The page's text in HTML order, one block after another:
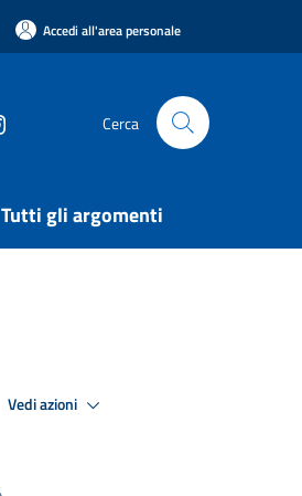
Accedi all'area personale
Cerca
Tutti gli argomenti
Vedi azioni